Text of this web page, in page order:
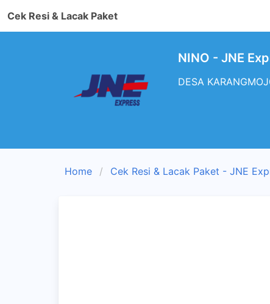
Cek Resi & Lacak Paket
NINO - JNE
DESA
Home Cek Resi & Lacak Paket - JNE